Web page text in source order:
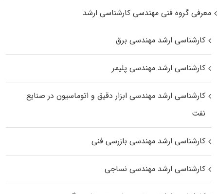
معرفی گروه فنی مهندسی کارشناسی ارشد
کارشناسی ارشد مهندسی برق
کارشناسی ارشد مهندسی پلیمر
کارشناسی ارشد مهندسی ابزار دقیق و اتوماسیون در صنایع
نفت
کارشناسی ارشد مهندسی بازرسی فنی
کارشناسی ارشد مهندسی نساجی